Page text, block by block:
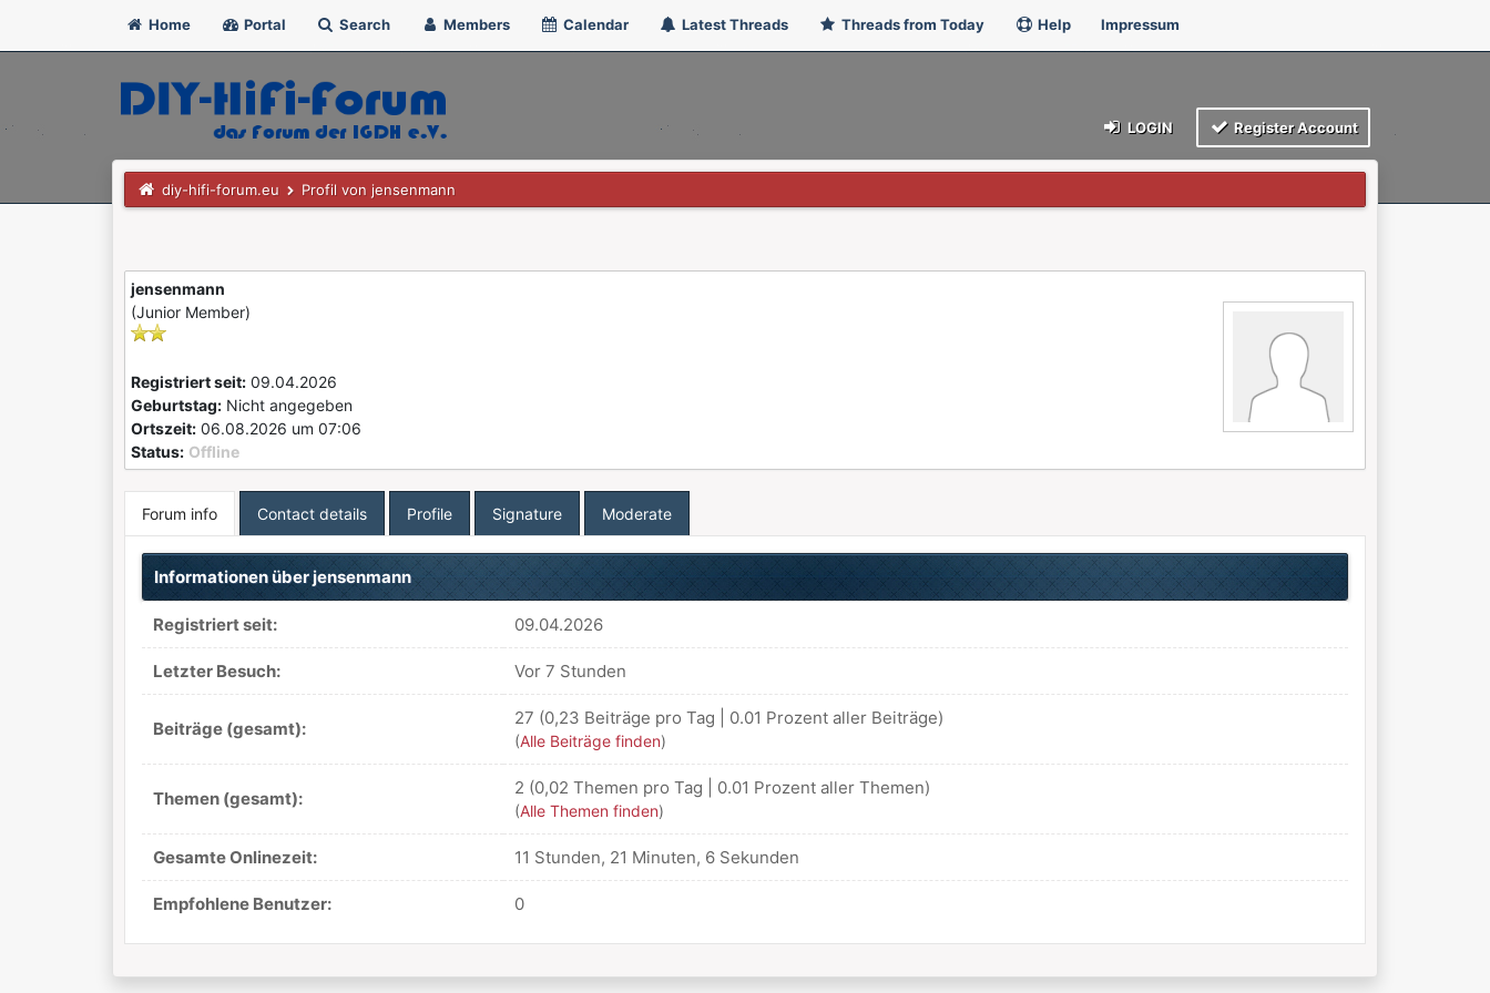
Home Portal Search Members Calendar Latest Threads Threads from Today Help Impressum
LOGIN Register Account
diy-hifi-forum.eu Profil von jensenmann
jensenmann
(Junior Member)
Registriert seit:09.04.2026
Geburtstag:Nicht angegeben
Ortszeit:06.08.2026 um 07:06
Status: Offline
Forum info Contact details Profile Signature Moderate
Informationen über jensenmann
Registriert seit: 09.04.2026
Letzter Besuch: Vor 7 Stunden
Beiträge (gesamt):
27 (0,23 Beiträge pro Tag | 0.01 Prozent aller Beiträge)
(Alle Beiträge finden)
Themen (gesamt):
2 (0,02 Themen pro Tag | 0.01 Prozent aller Themen)
(Alle Themen finden)
Gesamte Onlinezeit: 11 Stunden, 21 Minuten, 6 Sekunden
Empfohlene Benutzer: 0